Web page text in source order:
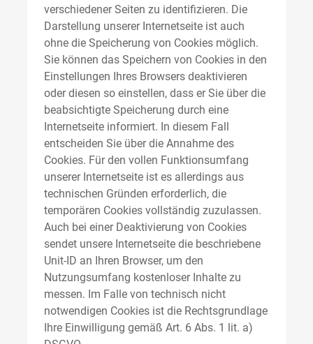
verschiedener Seiten zu identifizieren. Die
Darstellung unserer Internetseite ist auch
ohne die Speicherung von Cookies möglich.
Sie können das Speichern von Cookies in den
Einstellungen Ihres Browsers deaktivieren
oder diesen so einstellen, dass er Sie über die
beabsichtigte Speicherung durch eine
Internetseite informiert. In diesem Fall
entscheiden Sie über die Annahme des
Cookies. Für den vollen Funktionsumfang
unserer Internetseite ist es allerdings aus
technischen Gründen erforderlich, die
temporären Cookies vollständig zuzulassen.
Auch bei einer Deaktivierung von Cookies
sendet unsere Internetseite die beschriebene
Unit-ID an Ihren Browser, um den
Nutzungsumfang kostenloser Inhalte zu
messen. Im Falle von technisch nicht
notwendigen Cookies ist die Rechtsgrundlage
Ihre Einwilligung gemäß Art. 6 Abs. 1 lit. a)